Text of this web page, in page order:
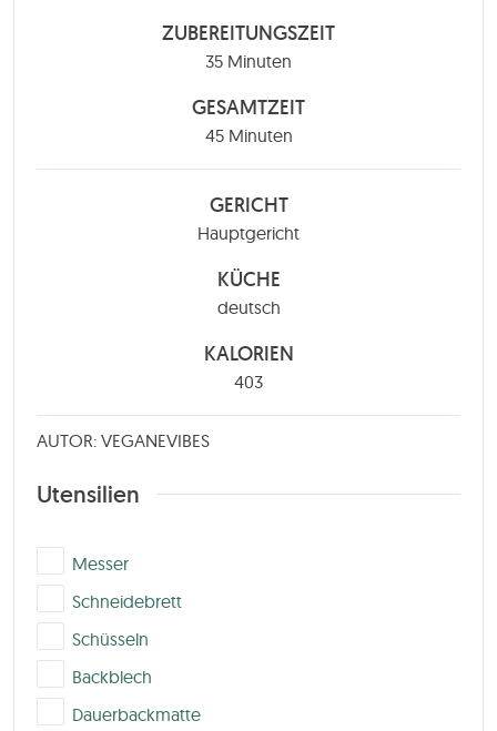
ZUBEREITUNGSZEIT
35Minuten
Minuten
GESAMTZEIT
45Minuten
Minuten
GERICHT
Hauptgericht
KÜCHE
deutsch
KALORIEN
403
AUTOR: VEGANEVIBES
Utensilien
▢Messer
▢
Schneidebrett
▢
Schüsseln
▢
Backblech
▢
Dauerbackmatte